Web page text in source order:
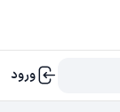
ورود